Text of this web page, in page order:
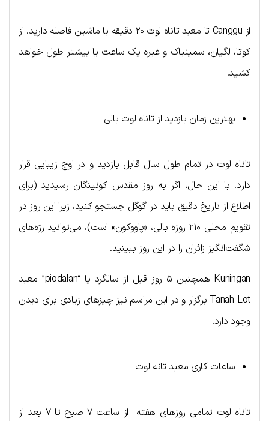
از Canggu تا معبد تاناه لوت ۲۰ دقیقه با ماشین فاصله دارید. از
کوتا، لگیان، سمینیاک و غیره یک ساعت یا بیشتر طول خواهد
کشید.
بهترین زمان بازدید از تاناه لوت بالی
تاناه لوت در تمام طول سال قابل بازدید و در اوج زیبایی قرار
دارد. با این حال، اگر به روز مقدس کونینگان رسیدید (برای
اطلاع از تاریخ دقیق باید در گوگل جستجو کنید، زیرا این روز در
تقویم محلی ۲۱۰ روزه بالی، «پاووکون» است)، می‌توانید رژه‌های
شگفت‌انگیز زائران را در این روز ببینید.
Kuningan همچنین ۵ روز قبل از سالگرد یا “piodalan” معبد
Tanah Lot برگزار و در این مراسم نیز چیزهای زیادی برای دیدن
وجود دارد.
ساعات کاری معبد تانه لوت
تاناه لوت تمامی روزهای هفته از ساعت ۷ صبح تا ۷ بعد از